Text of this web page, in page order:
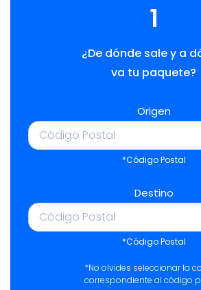
1
¿De dónde sale y a
va tu paquete?
Origen
*Código Postal
Destino
*Código Postal
*No olvides seleccionar la
correspondiente al código